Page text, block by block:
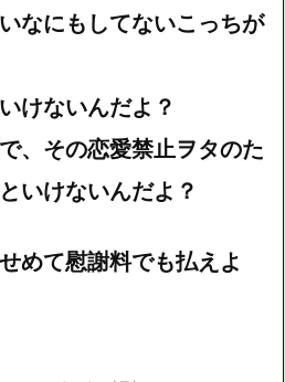
なにもしてないこっちが
けないんだよ？
、その恋愛禁止ヲタのた
いけないんだよ？
めて慰謝料でも払えよ